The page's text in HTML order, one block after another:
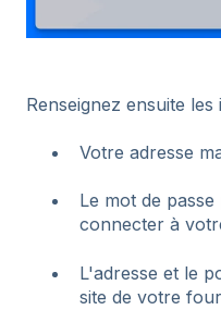
Renseignez ensuite
Votre adresse
Le mot de
connecter à
L'adresse et le
site de votre